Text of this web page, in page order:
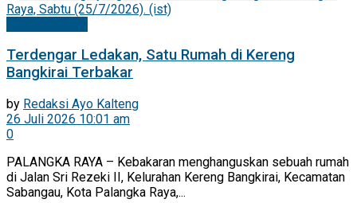
Terdengar Ledakan, Satu Rumah di Kereng
Bangkirai Terbakar
by Redaksi Ayo Kalteng
26 Juli 2026 10:01 am
0
PALANGKA RAYA – Kebakaran menghanguskan sebuah rumah
di Jalan Sri Rezeki II, Kelurahan Kereng Bangkirai, Kecamatan
Sabangau, Kota Palangka Raya,...